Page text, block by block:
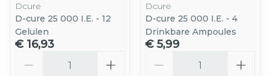
Dcure
D-cure 25 000 I.E. - 12
Gelulen
€ 16,93
Dcure
D-cure 25 000 I.E. - 4
Drinkbare Ampoules
€ 5,99